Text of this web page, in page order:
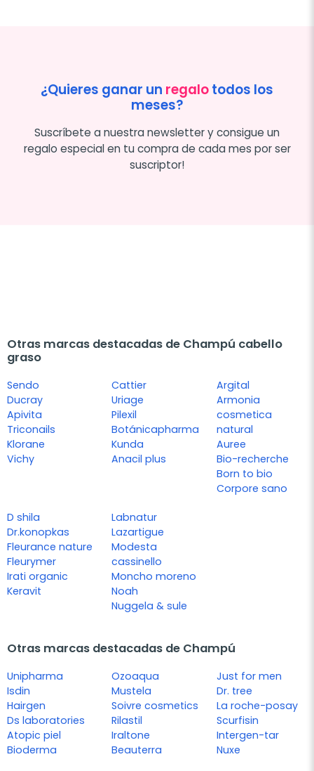
¿Quieres ganar un regalotodos los
meses?
Suscríbete a nuestra newsletter y consigue un
regalo especial en tu compra de cada mes por ser
suscriptor!
Otras marcas destacadas de Champú cabello
graso
Sendo
Ducray
Apivita
Triconails
Klorane
Vichy
Cattier
Uriage
Pilexil
Botánicapharma
Kunda
Anacil plus
Argital
Armonia
cosmetica
natural
Auree
Bio-recherche
Born to bio
Corpore sano
D shila
Dr.konopkas
Fleurance nature
Fleurymer
Irati organic
Keravit
Labnatur
Lazartigue
Modesta
cassinello
Moncho moreno
Noah
Nuggela & sule
Otras marcas destacadas de Champú
Unipharma
Isdin
Hairgen
Ds laboratories
Atopic piel
Bioderma
Ozoaqua
Mustela
Soivre cosmetics
Rilastil
Iraltone
Beauterra
Just for men
Dr. tree
La roche-posay
Scurfisin
Intergen-tar
Nuxe